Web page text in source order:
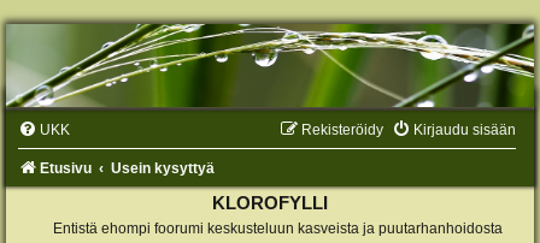
UKK Kirjaudu sisään
Rekisteröidy
Etusivu Usein kysyttyä
KLOROFYLLI
Entistä ehompi foorumi keskusteluun kasveista ja puutarhanhoidosta